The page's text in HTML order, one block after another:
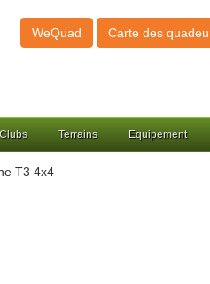
WeQuad Carte des
Clubs Terrains Equipement
T3 4x4